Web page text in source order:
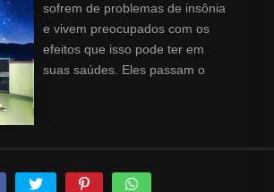
sofrem de problemas de insônia
e vivem preocupados com os
efeitos que isso pode ter em
suas saúdes. Eles passam o
assim uma conexão incomum.